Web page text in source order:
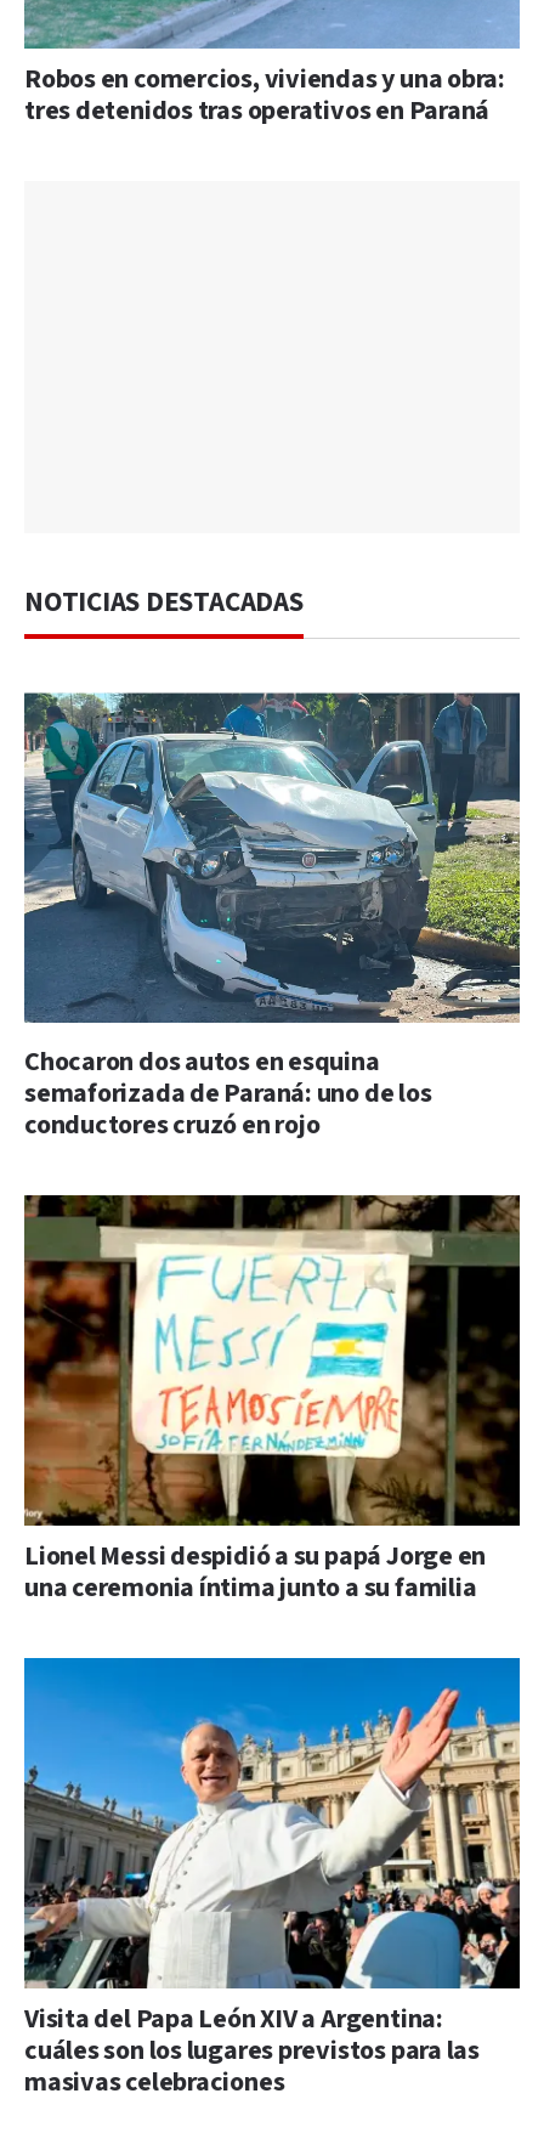
Robos en comercios, viviendas y una obra:
tres detenidos tras operativos en Paraná
NOTICIAS DESTACADAS
Chocaron dos autos en esquina
semaforizada de Paraná: uno de los
conductores cruzó en rojo
Lionel Messi despidió a su papá Jorge en
una ceremonia íntima junto a su familia
Visita del Papa León XIV a Argentina:
cuáles son los lugares previstos para las
masivas celebraciones